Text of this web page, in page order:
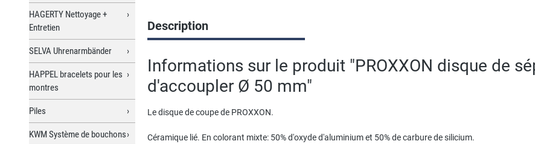
HAGERTY Nettoyage +
Entretien
SELVA Uhrenarmbänder
HAPPEL bracelets pour les
montres
Piles
KWM Système de bouchons
Description
Informations sur le produit "PROXXON disque de
d'accoupler Ø 50 mm"
Le disque de coupe de PROXXON.
Céramique lié. En colorant mixte: 50% d'oxyde d'aluminium et 50% de carbure de silicium.